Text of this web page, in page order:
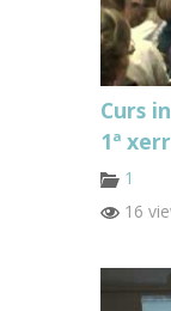
Curs
1ª
1
16